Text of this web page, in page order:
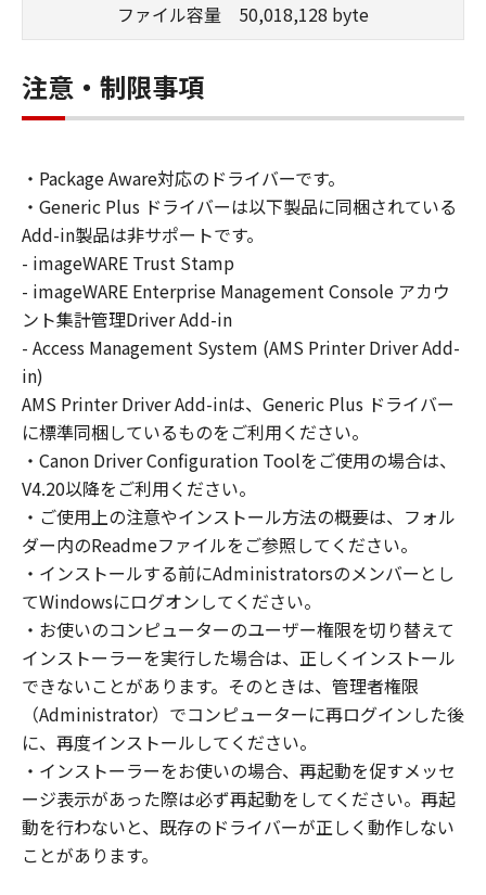
（本契約書においては、「本ソフトウェア」を
ること、またはコンピューターにおいて表示す
ること、アクセスすること、もしくは実行する
ことのいずれも含むものとします。）するため
お客様は、また「指定機器」にネットワークを
通じて接続されたコンピューター上で、かかる
コンピューターの使用者に対して「本ソフトウ
ェア」を使用させることができますが、かかる
コンピューターの使用者に本契約書上の義務お
よび条件を遵守させるとともに、その履行に関
し全責任を負うことを条件とします。
(2) お客様は、上記(1)に基づいて「本ソフトウ
「本ソフトウェア」を１部、複製することがで
きます。
(3) 上記(1)および(2)に定める場合を除き、キヤ
ノンまたはキヤノンのライセンサーのいかなる
知的財産権も、明示たると黙示たるとを問わ
ず、本契約書によってお客様に譲渡あるいは許
諾されるものではありません。
２．制限
(1) お客様は、再使用許諾、譲渡、販売、頒
布、リースもしくは貸与その他の方法により、
第三者に「本ソフトウェア」を使用させること
はできません。
(2) お客様は、「本ソフトウェア」の全部また
は一部を修正、改変、逆コンパイル、逆アセン
ブル、その他リバースエンジニアリング等する
ことはできません。また第三者にこのような行
為をさせてはなりません。
ファイル容量 50,018,128 byte
注意・制限事項
・Package Aware対応のドライバーです。
・Generic Plus ドライバーは以下製品に同梱されている
Add-in製品は非サポートです。
- imageWARE Trust Stamp
- imageWARE Enterprise Management Console アカウ
ント集計管理Driver Add-in
- Access Management System (AMS Printer Driver Add-
in)
AMS Printer Driver Add-inは、Generic Plus ドライバー
に標準同梱しているものをご利用ください。
・Canon Driver Configuration Toolをご使用の場合は、
V4.20以降をご利用ください。
・ご使用上の注意やインストール方法の概要は、フォル
ダー内のReadmeファイルをご参照してください。
・インストールする前にAdministratorsのメンバーとし
てWindowsにログオンしてください。
・お使いのコンピューターのユーザー権限を切り替えて
インストーラーを実行した場合は、正しくインストール
できないことがあります。そのときは、管理者権限
（Administrator）でコンピューターに再ログインした後
に、再度インストールしてください。
・インストーラーをお使いの場合、再起動を促すメッセ
ージ表示があった際は必ず再起動をしてください。再起
動を行わないと、既存のドライバーが正しく動作しない
ことがあります。